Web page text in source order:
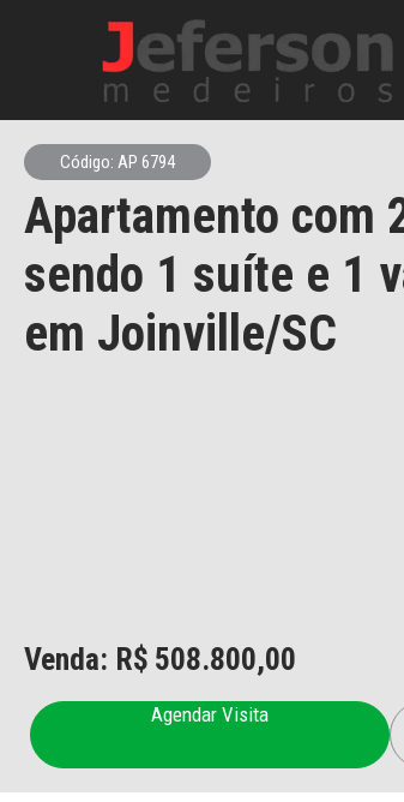
Código: AP 6794
Apartamento com
sendo 1 suíte e 1
em Joinville/SC
Venda: R$ 508.800,00
Agendar Visita